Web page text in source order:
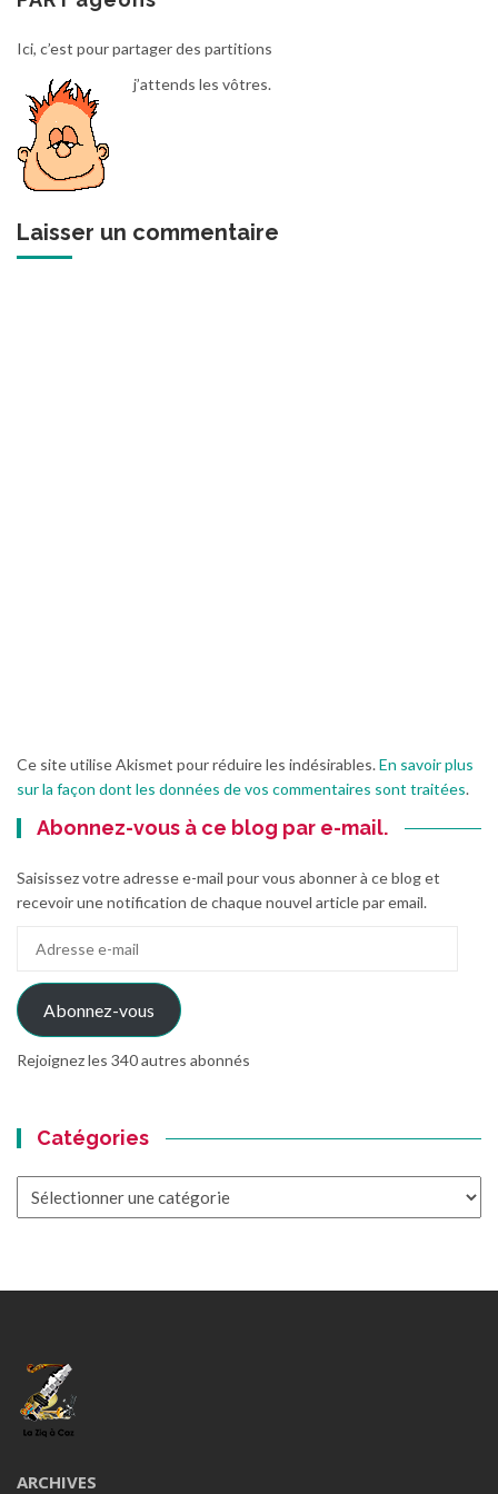
Ici, c’est pour partager des partitions
j’attends les vôtres.
Laisser un commentaire
Ce site utilise Akismet pour réduire les indésirables.En savoir plus
sur la façon dont les données de vos commentaires sont traitées.
Abonnez-vous à ce blog par e-mail.
Saisissez votre adresse e-mail pour vous abonner à ce blog et
recevoir une notification de chaque nouvel article par email.
mail
Abonnez-vous
Rejoignez les 340 autres abonnés
Catégories
ARCHIVES